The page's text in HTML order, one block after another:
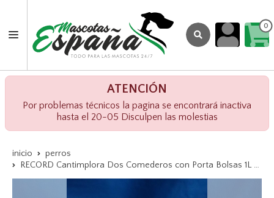
0
ATENCIÓN
Por problemas técnicos la pagina se encontrará inactiva
hasta el 20-05 Disculpen las molestias
inicio
perros
RECORD Cantimplora Dos Comederos con Porta Bolsas 1L Rojo